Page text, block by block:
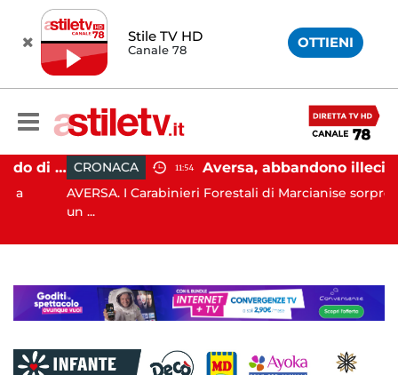
Stile TV HD
Canale 78 OTTIENI
Capaccio Paestum, affondo di Forza Italia: "Paolino è arrivato al capolinea" CRONACA 11:54 Aversa, abbandono illecito di rifiuti: uomo sorpreso dai carabinieri
AVERSA. I Carabinieri Forestali di Marcianise sorprendono